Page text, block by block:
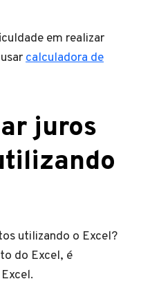
em realizar
calculadora de
juros
utilizando o Excel?
do Excel, é